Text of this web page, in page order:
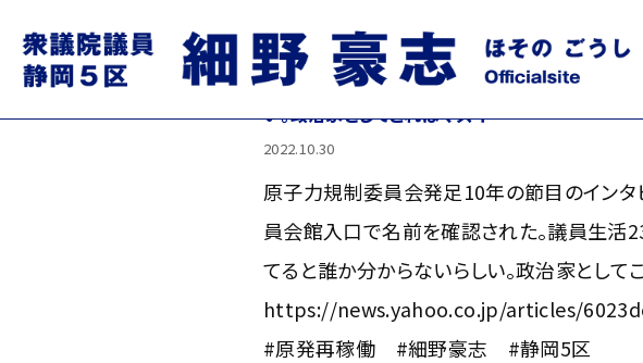
原子力規制委員会発足10年の節目のインタビュ
名前を確認された。議員生活23年目にして初めて
い。政治家としてこれはマズイ…
2022.10.30
原子力規制委員会発足10年の節目のインタ
員会館入口で名前を確認された。議員生活
てると誰か分からないらしい。政治家とし
https://news.yahoo.co.jp/articles/
#原発再稼働 #細野豪志 #静岡5区